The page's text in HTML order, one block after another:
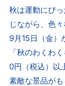
秋は運動にぴ
じながら、色
9 月 15日（金）
「秋のわくわ
0円（税込）以
素敵な景品が